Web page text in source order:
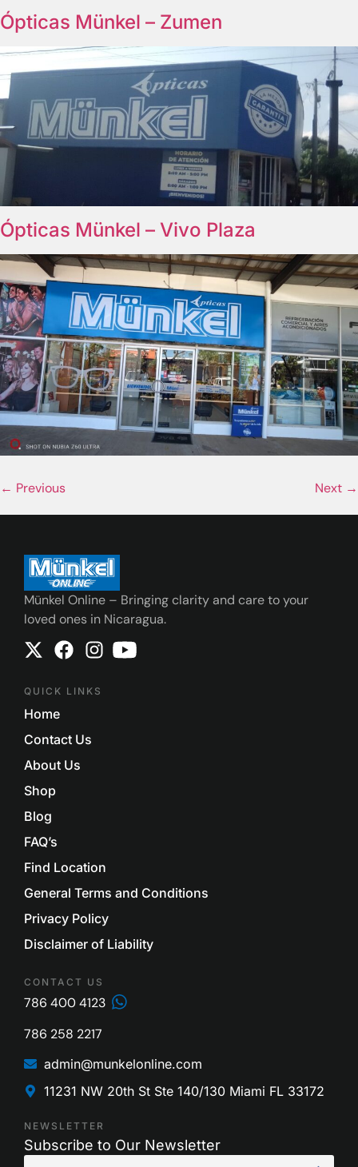
Ópticas Münkel – Zumen
Ópticas Münkel – Vivo Plaza
← Previous Next →
Münkel Online – Bringing clarity and care to your
loved ones in Nicaragua.
QUICK LINKS
Home
Contact Us
About Us
Shop
Blog
FAQ’s
Find Location
General Terms and Conditions
Privacy Policy
Disclaimer of Liability
CONTACT US
786 400 4123
786 258 2217
admin@munkelonline.com
11231 NW 20th St Ste 140/130 Miami FL 33172
NEWSLETTER
Subscribe to Our Newsletter